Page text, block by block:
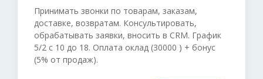
Принимать звонки по товарам, заказам,
доставке, возвратам. Консультировать,
обрабатывать заявки, вносить в CRM. График
5/2 с 10 до 18. Оплата оклад (30000 ) + бонус
(5% от продаж).